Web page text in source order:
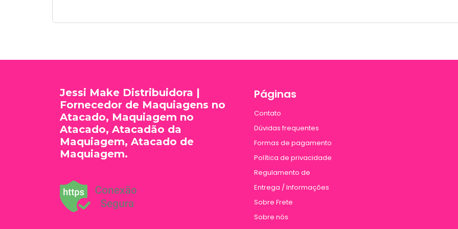
Páginas
Contato
Dúvidas frequentes
Formas de pagamento
Política de privacidade
Regulamento de
Entrega / Informações
Sobre Frete
Sobre nós
Jessi Make Distribuidora |
Fornecedor de Maquiagens no
Atacado, Maquiagem no
Atacado, Atacadão da
Maquiagem, Atacado de
Maquiagem.